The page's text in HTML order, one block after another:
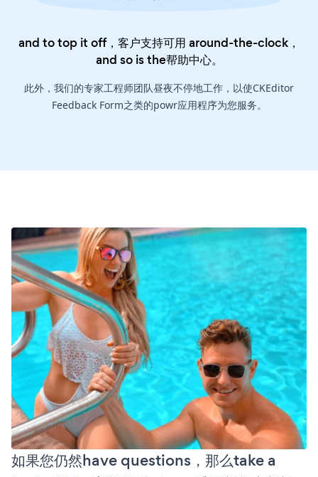
and to top it off，客户支持可用 around-the-clock，
and so is the帮助中心。
此外，我们的专家工程师团队昼夜不停地工作，以使CKEditor
Feedback Form之类的powr应用程序为您服务。
如果您仍然have questions，那么take a